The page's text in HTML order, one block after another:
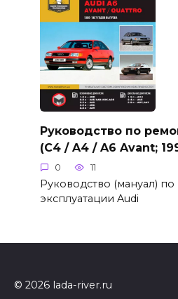
Руководство по
(C4 / A4 / A6 Avant;
0 11
Руководство (мануал)
эксплуатации Audi
© 2026 lada-river.ru